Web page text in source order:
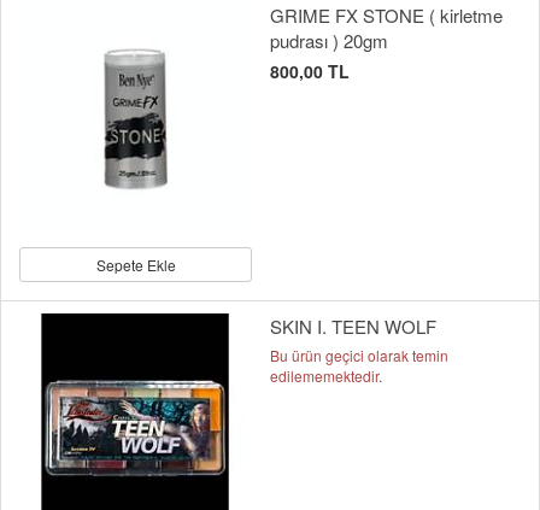
Sepete Ekle
GRIME FX STONE ( kirletme
pudrası ) 20gm
800,00 TL
SKIN I. TEEN WOLF
Bu ürün geçici olarak temin
edilememektedir.